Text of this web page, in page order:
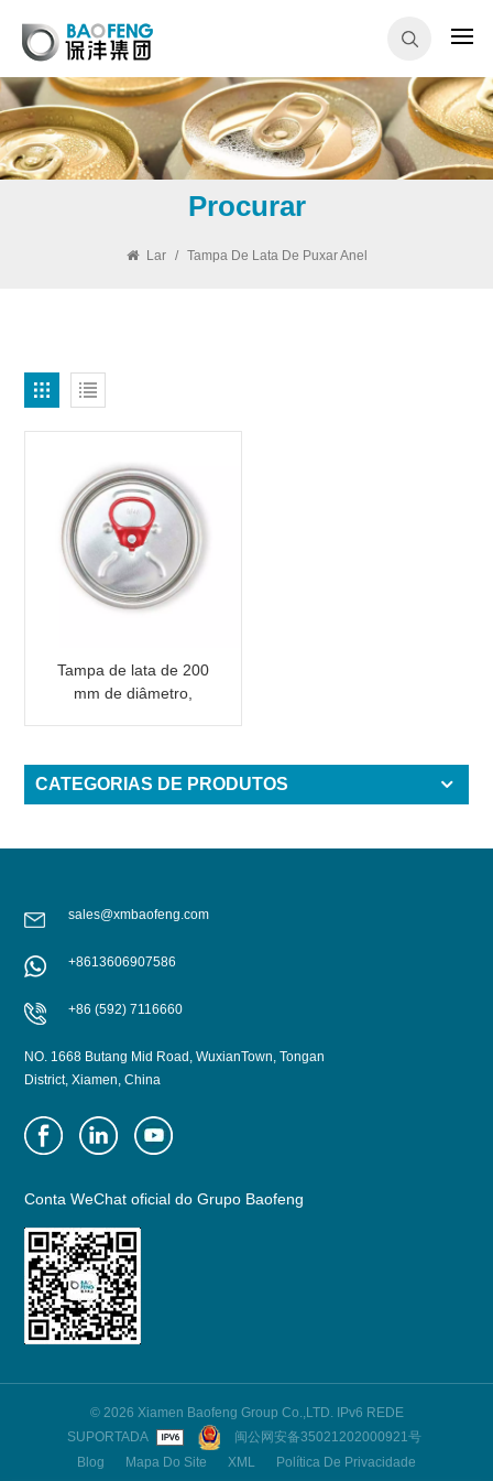
Procurar
Lar / Tampa De Lata De Puxar Anel
Tampa de lata de 200
mm de diâmetro,
embalagens de bebidas,
com aba vermelha.
CATEGORIAS DE PRODUTOS
sales@xmbaofeng.com
+8613606907586
+86 (592) 7116660
NO. 1668 Butang Mid Road, WuxianTown, Tongan
District, Xiamen, China
Conta WeChat oficial do Grupo Baofeng
© 2026 Xiamen Baofeng Group Co.,LTD. IPv6 REDE
SUPORTADA
闽公网安备35021202000921号
Blog
Mapa Do Site XML Política De Privacidade